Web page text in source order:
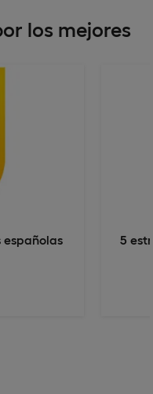
los mejores
españolas 5